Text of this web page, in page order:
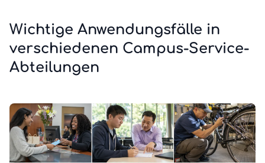
Wichtige Anwendungsfälle in
verschiedenen Campus-Service-
Abteilungen